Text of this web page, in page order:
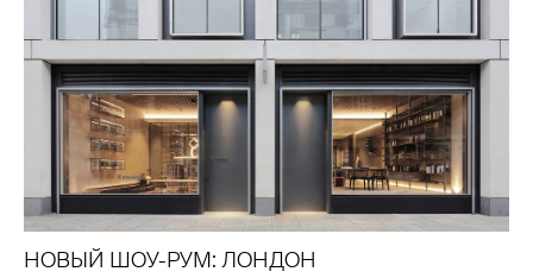
НОВЫЙ ШОУ-РУМ: ЛОНДОН